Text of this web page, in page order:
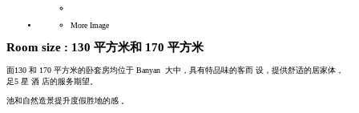
More Image
Room size : 130 平方米和 170 平方米
面130 和 170 平方米的卧套房均位于 Banyan 大中，具有特品味的客而 设，提供舒适的居家体，
足5 星 酒 店的服务期望。
池和自然造景提升度假胜地的感